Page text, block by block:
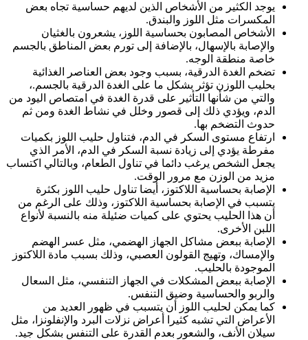
يوجد الكثير من الأشخاص الذين لديهم حساسية تجاه بعض
المكسرات مثل اللوز والبندق.
الأشخاص المصابون بحساسية اللوز، يشعرون بالغثيان
والإصابة بالإسهال، بالإضافة إلى تورم بعض المناطق بالجسم
خاصة منطقة الوجه.
تضخم الغدة الدرقية، بسبب وجود بعض العناصر الغذائية
بحليب اللوزن تؤثر بشكل ما على الغدة الدرقية بالجسم.،
والتي من شأنها التأثير على قدرة الغدة في امتصاص اليود من
الدم، ويؤدي ذلك إلى قصور وخلل في نشاط الغدة ومن ثم
حدوث التضخم بها.
ارتفاع مستوى السكر في الدم، فتناول حليب اللوز بكميات
مفرطة يؤدي إلى زيادة نسبة السكر في الدم، الأمر الذي
يجعل الشخص يرغب دائما في تناول الطعام، وبالتالي اكتساب
مزيد من الوزن مع مرور الوقت.
الإصابة بحساسية اللاكتوز، أيضا تناول حليب اللوز بكثرة
يتسبب في الإصابة بحساسية اللاكتوز، وذلك على الرغم من
أن هذا الحليب يحتوي على كميات ضئيلة منه بالنسبة لأنواع
اللبن الأخرى.
الإصابة ببعض مشاكل الجهاز الهضمي، مثل عسر الهضم
والإمساك، وتهيج القولون العصبي، وذلك بسبب مادة اللاكتوز
الموجودة بالحليب.
الإصابة ببعض المشكلات في الجهاز التنفسي، مثل السعال
والربو والحساسية وضيق التنفس.
كما يمكن لحليب اللوز أن يتسبب في ظهور العديد من
الأعراض التي تشبه كثيرا أعراض نزلات البرد والإنفلونزا، مثل
سيلان الأنف، والشعور بعدم القدرة على التنفس بشكل جيد.